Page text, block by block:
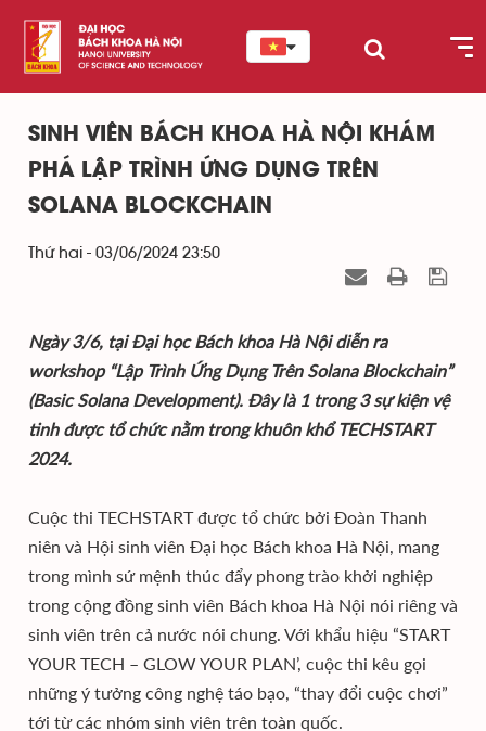
SINH VIÊN BÁCH KHOA HÀ NỘI KHÁM
PHÁ LẬP TRÌNH ỨNG DỤNG TRÊN
SOLANA BLOCKCHAIN
Thứ hai - 03/06/2024 23:50
Ngày 3/6, tại Đại học Bách khoa Hà Nội diễn ra
workshop “Lập Trình Ứng Dụng Trên Solana Blockchain”
(Basic Solana Development). Đây là 1 trong 3 sự kiện vệ
tinh được tổ chức nằm trong khuôn khổ TECHSTART
2024.
Cuộc thi TECHSTART được tổ chức bởi Đoàn Thanh
niên và Hội sinh viên Đại học Bách khoa Hà Nội, mang
trong mình sứ mệnh thúc đẩy phong trào khởi nghiệp
trong cộng đồng sinh viên Bách khoa Hà Nội nói riêng và
sinh viên trên cả nước nói chung. Với khẩu hiệu “START
YOUR TECH – GLOW YOUR PLAN’, cuộc thi kêu gọi
những ý tưởng công nghệ táo bạo, “thay đổi cuộc chơi”
tới từ các nhóm sinh viên trên toàn quốc.